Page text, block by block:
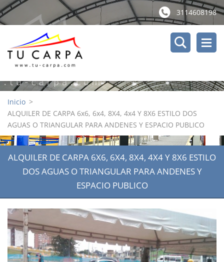
3114608198
Inicio >
ALQUILER DE CARPA 6x6, 6x4, 8X4, 4x4 Y 8X6 ESTILO DOS
AGUAS O TRIANGULAR PARA ANDENES Y ESPACIO PUBLICO
ALQUILER DE CARPA 6X6, 6X4, 8X4, 4X4 Y 8X6 ESTILO
DOS AGUAS O TRIANGULAR PARA ANDENES Y
ESPACIO PUBLICO